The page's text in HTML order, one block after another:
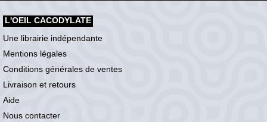
L'OEIL CACODYLATE
Une librairie indépendante
Mentions légales
Conditions générales de ventes
Livraison et retours
Aide
Nous contacter